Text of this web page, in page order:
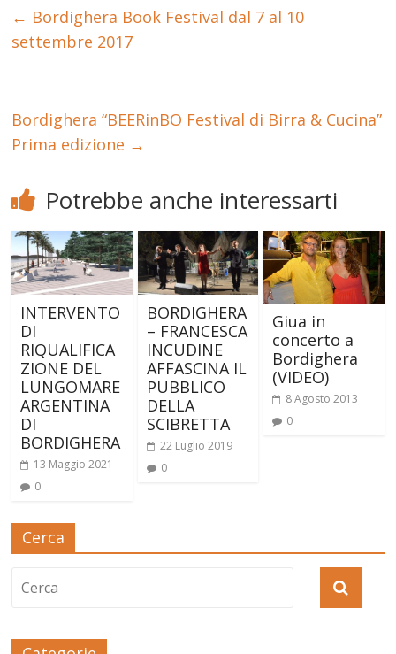
← Bordighera Book Festival dal 7 al 10
settembre 2017
Bordighera “BEERinBO Festival di Birra & Cucina”
Prima edizione →
Potrebbe anche interessarti
INTERVENTO
DI
RIQUALIFICA
ZIONE DEL
LUNGOMARE
ARGENTINA
DI
BORDIGHERA
13 Maggio 2021
0
BORDIGHERA
– FRANCESCA
INCUDINE
AFFASCINA IL
PUBBLICO
DELLA
SCIBRETTA
22 Luglio 2019
0
Giua in
concerto a
Bordighera
(VIDEO)
8 Agosto 2013
0
Cerca